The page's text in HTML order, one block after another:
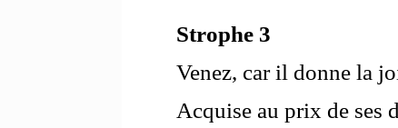
Strophe 3
Venez, car il donne la
Acquise au prix de ses